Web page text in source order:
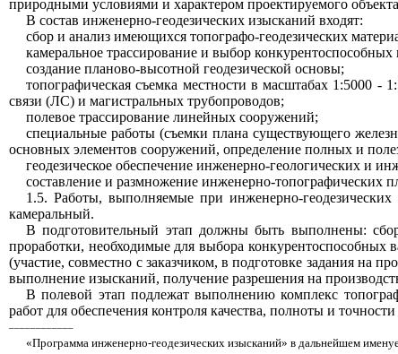
природными условиями и характером проектируемого
В состав инженерно-геодезических изысканий входят:
сбор и анализ имеющихся топографо-геодезических
камеральное трассирование и выбор
создание планово-высотной геодезической основы;
топографическая съемка местности в масштабах 1:5000
связи (ЛС) и магистральных трубопроводов;
полевое трассирование линейных сооружений;
специальные работы (съемки плана существующего
основных элементов сооружений, определение полных и
геодезическое обеспечение инженерно-геологических и
составление и размножение инженерно-
1.5. Работы, выполняемые при инженерно-
камеральный.
В подготовительный этап должны быть выполнены:
проработки, необходимые для выбора
(участие, совместно с заказчиком, в подготовке задания на
выполнение изысканий, получение разрешения на
В полевой этап подлежат выполнению комплекс
работ для обеспечения контроля качества, полноты и
«Программа инженерно-геодезических изысканий» в дальнейшем